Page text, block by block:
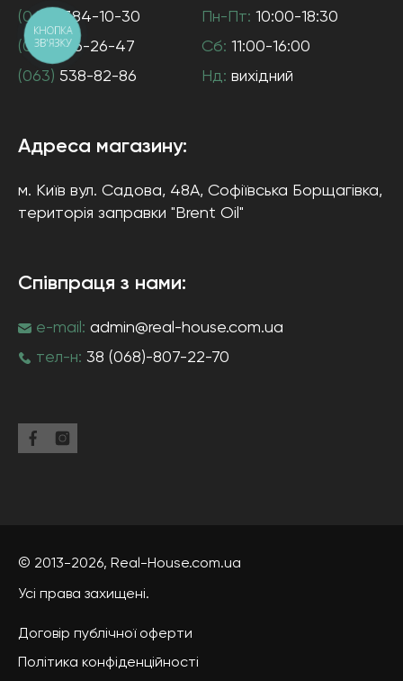
(044)
384-10-30
(097)916-26-47
(063) 538-82-86
Пн-Пт: 10:00-18:30
Сб: 11:00-16:00
Нд: вихідний
Адреса магазину:
м. Київ вул. Садова, 48А, Софіївська Борщагівка,
територія заправки "Brent Oil"
Співпраця з нами:
e-mail: admin@real-house.com.ua
тел-н: 38 (068)-807-22-70
© 2013-2026, Real-House.com.ua
Усі права захищені.
Договір публічної оферти
Політика конфіденційності
КНОПКА
ЗВ'ЯЗКУ